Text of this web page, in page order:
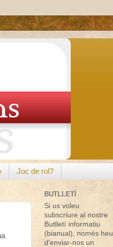
Joc de rol?
BUTLLETÍ
Si us voleu
subscriure al nostre
Butlletí informatiu
(bianual), només heu
d'enviar-nos un